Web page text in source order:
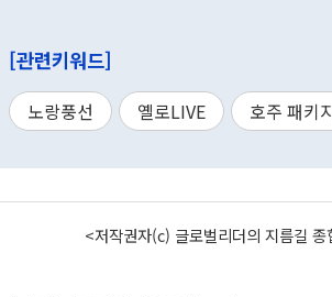
[관련키워드]
노랑풍선 옐로LIVE 호주 패키
<저작권자(c) 글로벌리더의 지름길